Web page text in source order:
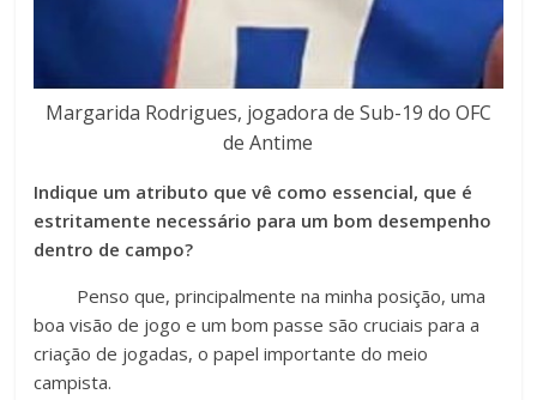
Margarida Rodrigues, jogadora de Sub-19 do OFC
de Antime
Indique um atributo que vê como essencial, que é
estritamente necessário para um bom desempenho
dentro de campo?
Penso que, principalmente na minha posição, uma
boa visão de jogo e um bom passe são cruciais para a
criação de jogadas, o papel importante do meio
campista.